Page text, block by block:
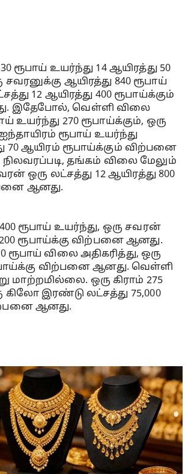
ரூபாய் உயர்ந்து 14 ஆயிரத்து 50
சவரனுக்கு ஆயிரத்து 840 ரூபாய்
12 ஆயிரத்து 400 ரூபாய்க்கும்
இதேபோல், வெள்ளி விலை
உயர்ந்து 270 ரூபாய்க்கும், ஒரு
ரூபாய் உயர்ந்து
70 ஆயிரம் ரூபாய்க்கும் விற்பனை
தங்கம் விலை மேலும்
ஒரு லட்சத்து 12 ஆயிரத்து 800
ஆனது.
ரூபாய் உயர்ந்து, ஒரு சவரன்
ரூபாய்க்கு விற்பனை ஆனது.
ரூபாய் விலை அதிகரித்து, ஒரு
விற்பனை ஆனது. வெள்ளி
மாற்றமில்லை. ஒரு கிராம் 275
கிலோ இரண்டு லட்சத்து 75,000
ஆனது.